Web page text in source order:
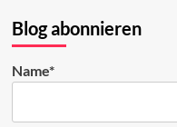
Bluesky
ansehen
Blog abonnieren
Name*